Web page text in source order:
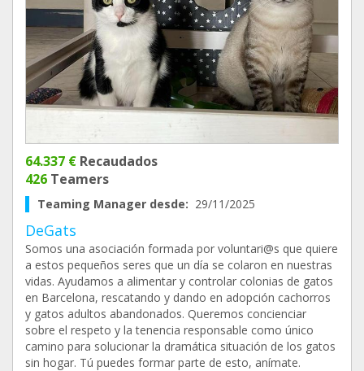
64.337 € Recaudados
426 Teamers
Teaming Manager desde: 29/11/2025
DeGats
Somos una asociación formada por voluntari@s que quiere
a estos pequeños seres que un día se colaron en nuestras
vidas. Ayudamos a alimentar y controlar colonias de gatos
en Barcelona, rescatando y dando en adopción cachorros
y gatos adultos abandonados. Queremos concienciar
sobre el respeto y la tenencia responsable como único
camino para solucionar la dramática situación de los gatos
sin hogar. Tú puedes formar parte de esto, anímate.